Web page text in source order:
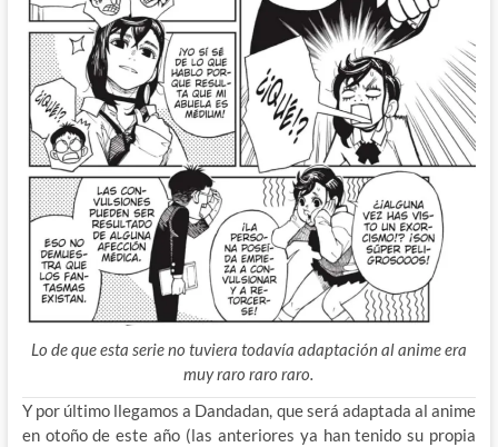
Lo de que esta serie no tuviera todavía adaptación al anime era
muy raro raro raro.
Y por último llegamos a Dandadan, que será adaptada al anime
en otoño de este año (las anteriores ya han tenido su propia